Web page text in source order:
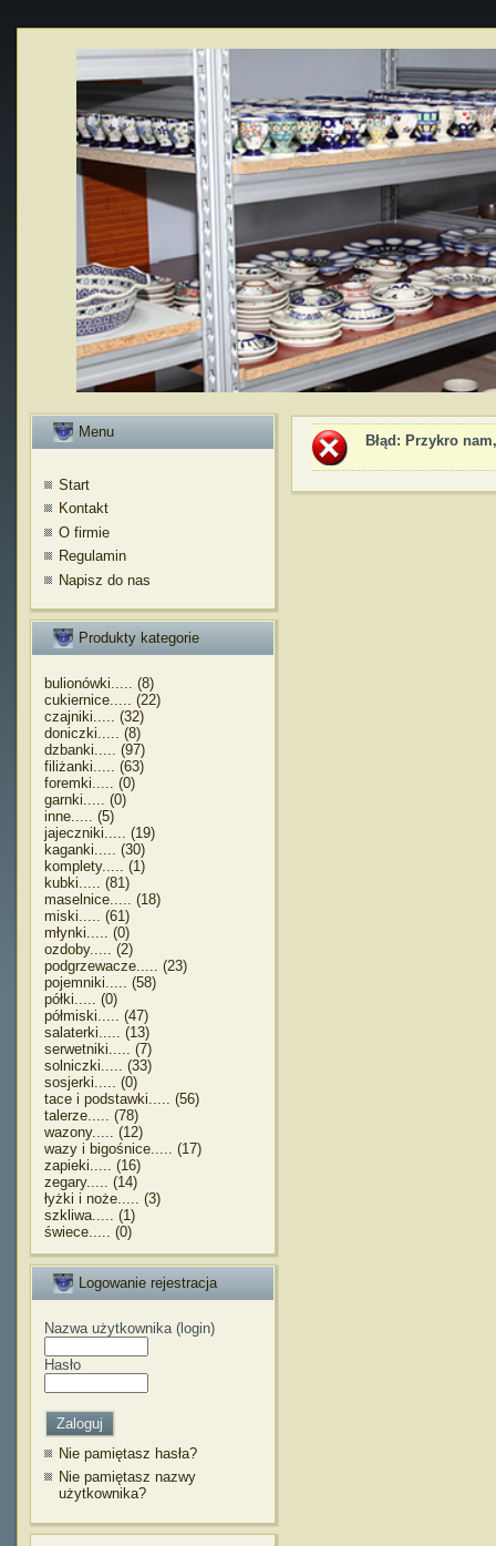
Menu
Start
Kontakt
O firmie
Regulamin
Napisz do nas
Produkty kategorie
bulionówki..... (8)
cukiernice..... (22)
czajniki..... (32)
doniczki..... (8)
dzbanki..... (97)
filiżanki..... (63)
foremki..... (0)
garnki..... (0)
inne..... (5)
jajeczniki..... (19)
kaganki..... (30)
komplety..... (1)
kubki..... (81)
maselnice..... (18)
miski..... (61)
młynki..... (0)
ozdoby..... (2)
podgrzewacze..... (23)
pojemniki..... (58)
półki..... (0)
półmiski..... (47)
salaterki..... (13)
serwetniki..... (7)
solniczki..... (33)
sosjerki..... (0)
tace i podstawki..... (56)
talerze..... (78)
wazony..... (12)
wazy i bigośnice..... (17)
zapieki..... (16)
zegary..... (14)
łyżki i noże..... (3)
szkliwa..... (1)
świece..... (0)
Logowanie rejestracja
Nazwa użytkownika (login)
Hasło
Nie pamiętasz hasła?
Nie pamiętasz nazwy
użytkownika?
Błąd : Przykro